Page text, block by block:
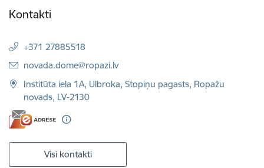
Kontakti
+371 27885518
E-pasts:
novada.dome@ropazi.lv
Institūta iela 1A, Ulbroka, Stopiņu pagasts, Ropažu
novads, LV-2130
Visi kontakti